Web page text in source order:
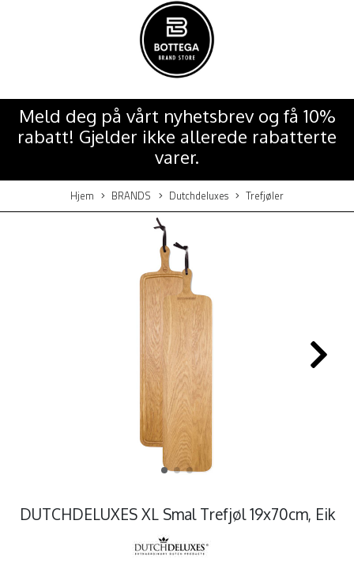
Meld deg på vårt nyhetsbrev og få 10%
rabatt! Gjelder ikke allerede rabatterte
varer.
Hjem BRANDS Dutchdeluxes Trefjøler
DUTCHDELUXES XL Smal Trefjøl 19x70cm, Eik